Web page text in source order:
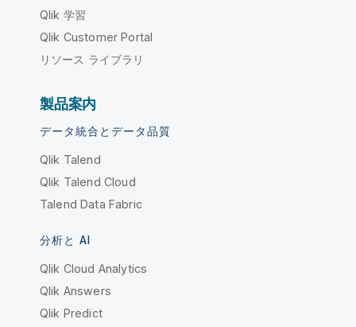
Qlik 学習
Qlik Customer Portal
リソース ライブラリ
製品案内
データ統合とデータ品質
Qlik Talend
Qlik Talend Cloud
Talend Data Fabric
分析と AI
Qlik Cloud Analytics
Qlik Answers
Qlik Predict